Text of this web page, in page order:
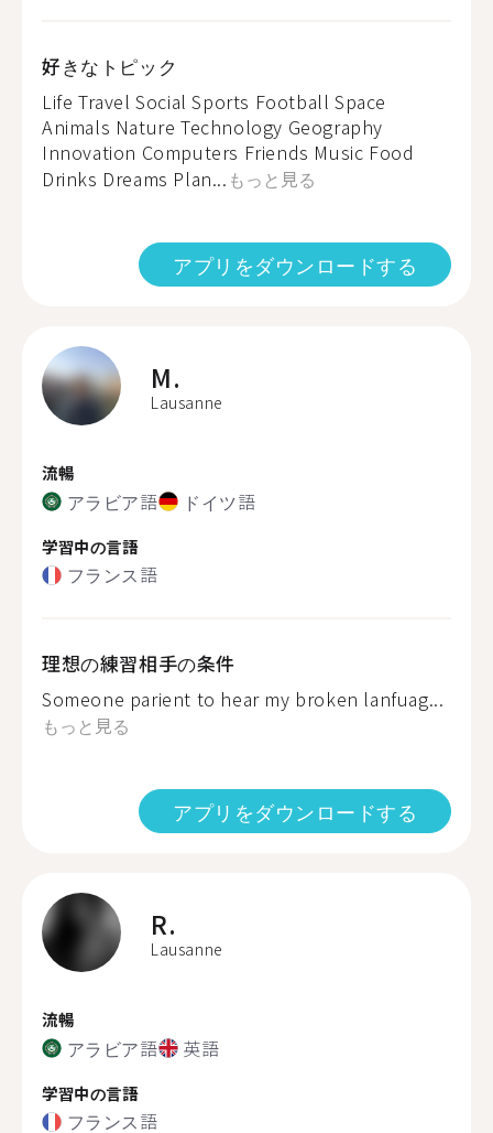
好きなトピック
Life Travel Social Sports Football Space
Animals Nature Technology Geography
Innovation Computers Friends Music Food
Drinks Dreams Plan... もっと見る
アプリをダウンロードする
M.
Lausanne
流暢
アラビア語 ドイツ語
学習中の言語
フランス語
理想の練習相手の条件
Someone parient to hear my broken lanfuag...
もっと見る
アプリをダウンロードする
R.
Lausanne
流暢
アラビア語 英語
学習中の言語
フランス語